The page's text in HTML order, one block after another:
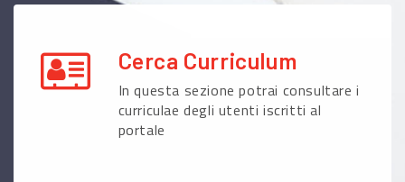
Cerca Curriculum
In questa sezione potrai consultare i
curriculae degli utenti iscritti al
portale